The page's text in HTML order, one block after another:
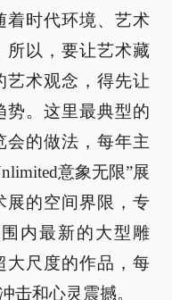
着时代环境、艺术
所以，要让艺术藏
艺术观念，得先让
势。这里最典型的
会的做法，每年主
意象无限”展
展的空间界限，专
内最新的大型雕
大尺度的作品，每
击和心灵震撼。